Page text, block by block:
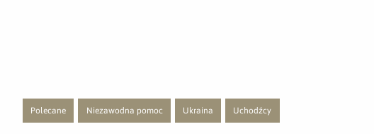
Polecane
Przejście do nowej strony z listą publikacji o kategorii Polecane
Niezawodna pomoc
Przejście do nowej strony z listą publikacji o kategorii Niezawodna pomoc
Ukraina
Przejście do nowej strony z listą publikacji o
Uchodźcy
Przejście do nowej strony z listą